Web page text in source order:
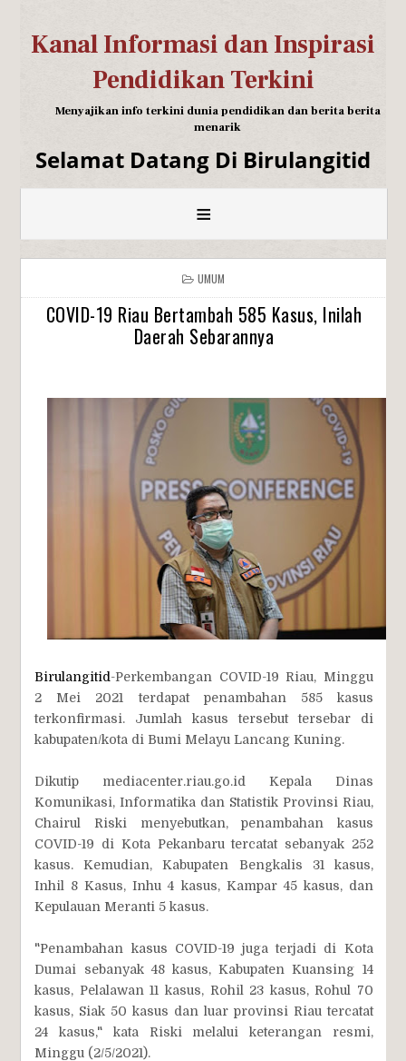
Kanal Informasi dan Inspirasi
Pendidikan Terkini
Menyajikan info terkini dunia pendidikan dan berita berita
menarik
Selamat Datang Di Birulangitid
≡
UMUM
COVID-19 Riau Bertambah 585 Kasus, Inilah
Daerah Sebarannya
Birulangitid -Perkembangan COVID-19 Riau, Minggu
2 Mei 2021 terdapat penambahan 585 kasus
terkonfirmasi. Jumlah kasus tersebut tersebar di
kabupaten/kota di Bumi Melayu Lancang Kuning.
Dikutip mediacenter.riau.go.id Kepala Dinas
Komunikasi, Informatika dan Statistik Provinsi Riau,
Chairul Riski menyebutkan, penambahan kasus
COVID-19 di Kota Pekanbaru tercatat sebanyak 252
kasus. Kemudian, Kabupaten Bengkalis 31 kasus,
Inhil 8 Kasus, Inhu 4 kasus, Kampar 45 kasus, dan
Kepulauan Meranti 5 kasus.
"Penambahan kasus COVID-19 juga terjadi di Kota
Dumai sebanyak 48 kasus, Kabupaten Kuansing 14
kasus, Pelalawan 11 kasus, Rohil 23 kasus, Rohul 70
kasus, Siak 50 kasus dan luar provinsi Riau tercatat
24 kasus," kata Riski melalui keterangan resmi,
Minggu (2/5/2021).